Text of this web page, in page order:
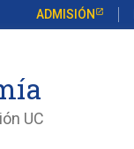
ADMISIÓN
UC